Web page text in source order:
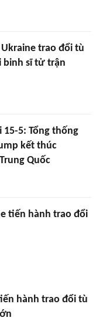
trao đổi tù
binh sĩ tử trận
5: Tổng thống
kết thúc
Quốc
tiến hành trao đổi
hành trao đổi tù